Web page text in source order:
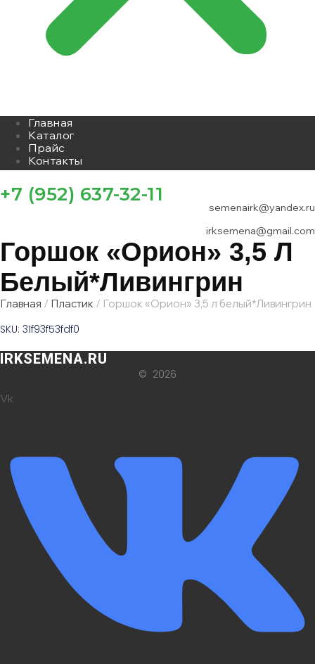
Главная
Каталог
Прайс
Контакты
+7 (952) 637-32-11
semenairk@yandex.ru
irksemena@gmail.com
Горшок «Орион» 3,5 Л
Белый*Ливингрин
Главная / Пластик / Горшок «Орион» 3,5 л белый*Ливингрин
SKU: 31f93f53fdf0
IRKSEMENA.RU
© 2026
Vk